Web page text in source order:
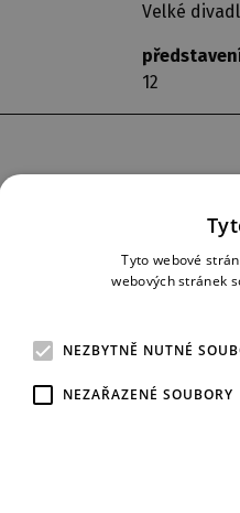
Velké
12
Oldak
Richard Ševčík
Tyto webové
webových stránek
NEZBYTNĚ NUTNÉ
NEZAŘAZENÉ SOUBORY